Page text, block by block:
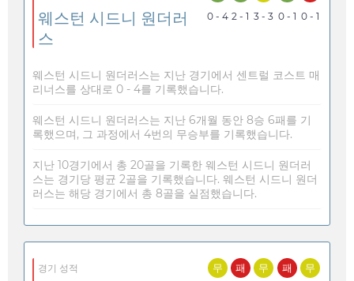
웨스턴 시드니 원더러
스
0 - 4 2 - 1 3 - 3 0 - 1 0 - 1
웨스턴 시드니 원더러스는 지난 경기에서 센트럴 코스트 매
리너스를 상대로 0 - 4를 기록했습니다.
웨스턴 시드니 원더러스는 지난 6개월 동안 8승 6패를 기
록했으며, 그 과정에서 4번의 무승부를 기록했습니다.
지난 10경기에서 총 20골을 기록한 웨스턴 시드니 원더러
스는 경기당 평균 2골을 기록했습니다. 웨스턴 시드니 원더
러스는 해당 경기에서 총 8골을 실점했습니다.
경기 성적 무 패 무 패 무